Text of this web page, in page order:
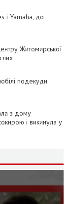
і Yamaha, до
Житомирської
подекуди
з дому
і викинула у